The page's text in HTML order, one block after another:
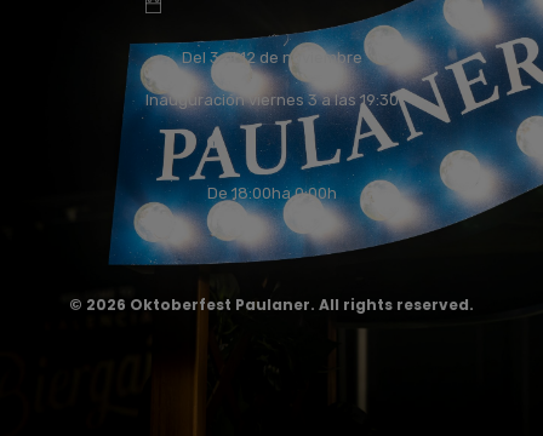
Del 3 al 12 de noviembre
Inauguración viernes 3 a las 19:30
De 18:00ha 0:00h
© 2026 Oktoberfest Paulaner. All rights reserved.